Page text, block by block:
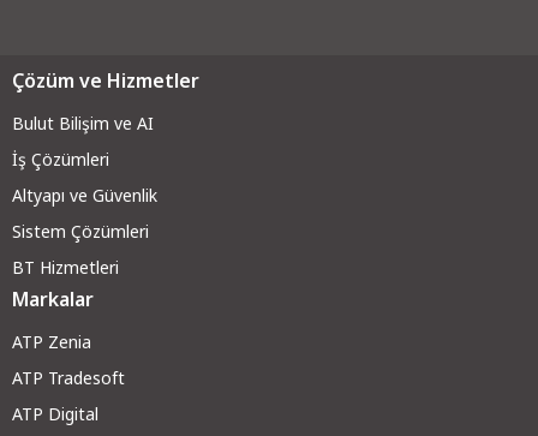
Çözüm ve Hizmetler
Bulut Bilişim ve AI
İş Çözümleri
Altyapı ve Güvenlik
Sistem Çözümleri
BT Hizmetleri
Markalar
ATP Zenia
ATP Tradesoft
ATP Digital